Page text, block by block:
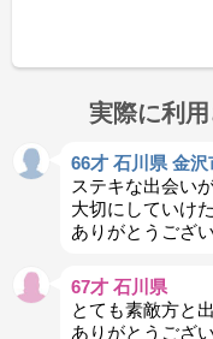
実際に利
66才 石川県 金沢
ステキな出会い
大切にしていけ
ありがとうござ
67才 石川県
とても素敵方と
ありがとうござ